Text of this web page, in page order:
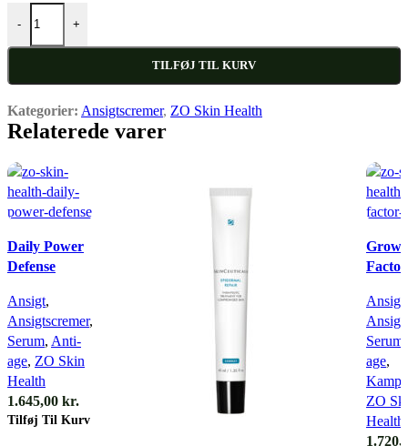
-
SOOTHING OINTMENT antal
+
TILFØJ TIL KURV
Kategorier: Ansigtscremer, ZO Skin Health
Relaterede varer
Daily Power
Defense
Ansigt,
Ansigtscremer,
Serum, Anti-
age, ZO Skin
Health
1.645,00 kr.
Tilføj Til Kurv
Ansigt
Serum
age,
ZO
Health